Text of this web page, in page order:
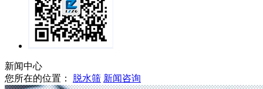
新闻中心
您所在的位置：
脱水筛 新闻咨询